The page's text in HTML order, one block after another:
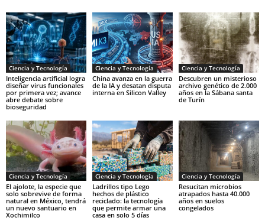
Ciencia y Tecnología
Inteligencia artificial logra
diseñar virus funcionales
por primera vez; avance
abre debate sobre
bioseguridad
Ciencia y Tecnología
China avanza en la guerra
de la IA y desatan disputa
interna en Silicon Valley
Ciencia y Tecnología
Descubren un misterioso
archivo genético de 2.000
años en la Sábana santa
de Turín
Ciencia y Tecnología
El ajolote, la especie que
solo sobrevive de forma
natural en México, tendrá
un nuevo santuario en
Xochimilco
Ciencia y Tecnología
Ladrillos tipo Lego
hechos de plástico
reciclado: la tecnología
que permite armar una
casa en solo 5 días
Ciencia y Tecnología
Resucitan microbios
atrapados hasta 40.000
años en suelos
congelados